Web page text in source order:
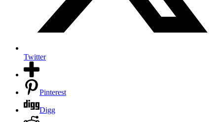
Twitter
Pinterest
Digg